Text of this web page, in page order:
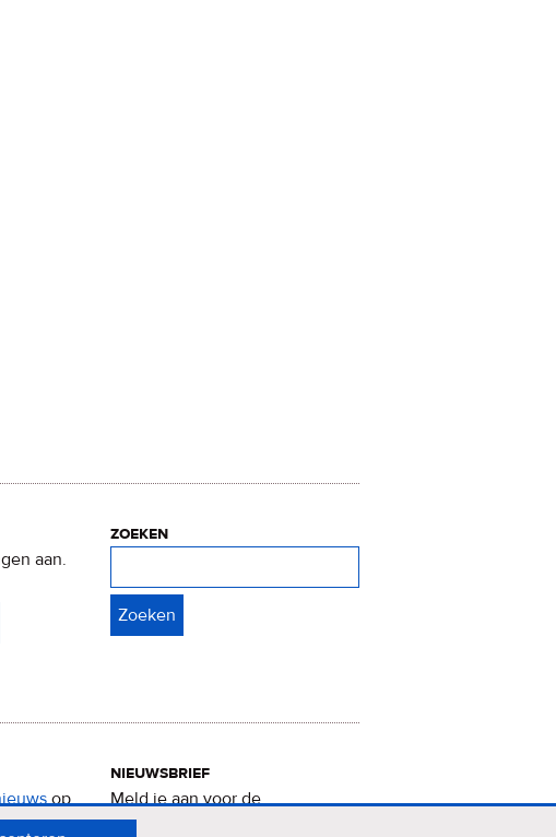
aan.
zoeken
op
nieuwsbrief
Meld je aan voor de
Verrukkelijke 15-nieuwsbrief